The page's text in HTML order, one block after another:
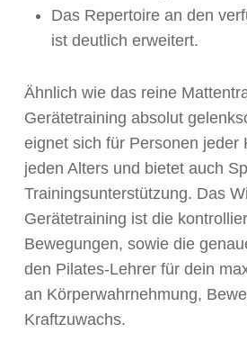
Das Repertoire an den
ist deutlich erweitert.
Ähnlich wie das reine
Gerätetraining absolut
eignet sich für Personen jeder
jeden Alters und bietet auch
Trainingsunterstützung. Das
Gerätetraining ist die
Bewegungen, sowie die
den Pilates-Lehrer für dein
an Körperwahrnehmung,
Kraftzuwachs.